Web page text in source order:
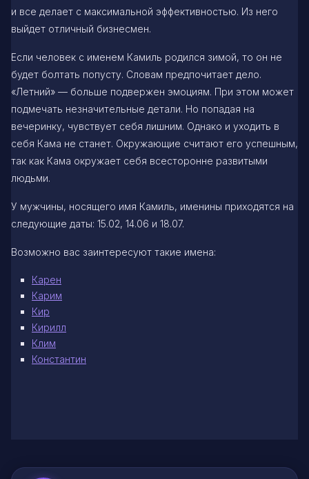
и все делает с максимальной эффективностью. Из него
выйдет отличный бизнесмен.
Если человек с именем Камиль родился зимой, то он не
будет болтать попусту. Словам предпочитает дело.
«Летний» — больше подвержен эмоциям. При этом может
подмечать незначительные детали. Но попадая на
вечеринку, чувствует себя лишним. Однако и уходить в
себя Кама не станет. Окружающие считают его успешным,
так как Кама окружает себя всесторонне развитыми
людьми.
У мужчины, носящего имя Камиль, именины приходятся на
следующие даты: 15.02, 14.06 и 18.07.
Возможно вас заинтересуют такие имена:
Карен
Карим
Кир
Кирилл
Клим
Константин